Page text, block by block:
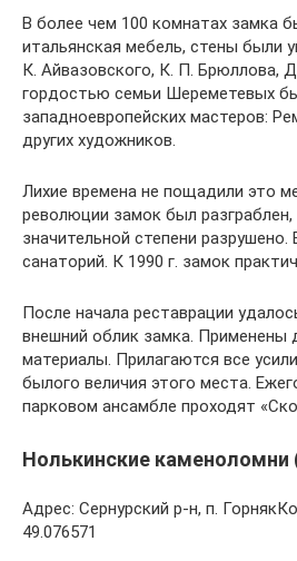
В более чем 100 комнатах замка
итальянская мебель, стены были
К. Айвазовского, К. П. Брюллова,
гордостью семьи Шереметевых
западноевропейских мастеров:
других художников.
Лихие времена не пощадили это
революции замок был разграблен,
значительной степени
санаторий. К 1990 г. замок
После начала реставрации
внешний облик замка. Применены
материалы. Прилагаются все
былого величия этого места.
парковом ансамбле проходят
Нолькинские каменоломни
Адрес: Сернурский р-н, п.
49.076571